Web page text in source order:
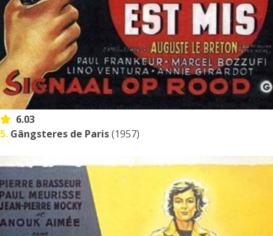
6.03
5. Gângsteres de Paris(1957)